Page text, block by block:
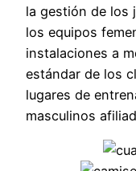
la gestión de los
los equipos
instalaciones a
estándar de los
lugares de
masculinos